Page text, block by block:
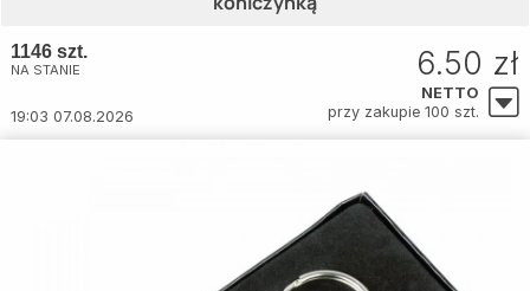
1146 szt.
NA STANIE
19:03 07.08.2026
6.50 zł
NETTO
przy zakupie 100 szt.